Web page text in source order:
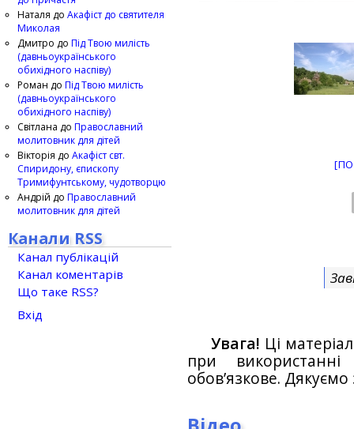
Увага! Ці
при
обов’язкове.
Наталя до Акафіст до святителя
Миколая
Дмитро до Під Твою милість
(давньоукраїнського
обихідного наспіву)
Роман до Під Твою милість
(давньоукраїнського
обихідного наспіву)
Світлана до Православний
молитовник для дітей
Вікторія до Акафіст свт.
Спиридону, єпископу
Тримифунтському, чудотворцю
Андрій до Православний
молитовник для дітей
Канали RSS
Канал публікацій
Канал коментарів
Що таке RSS?
Вхід